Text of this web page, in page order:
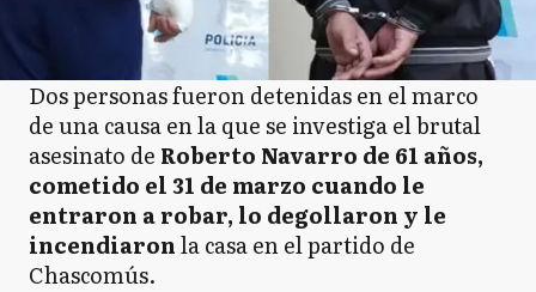
Dos personas fueron detenidas en el marco
de una causa en la que se investiga el brutal
asesinato de Roberto Navarro de 61 años,
cometido el 31 de marzo cuando le
entraron a robar, lo degollaron y le
incendiaronla casa en el partido de
Chascomús.